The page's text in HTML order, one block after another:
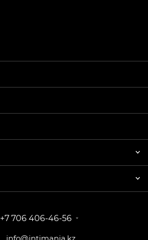
+7 706 406-46-56